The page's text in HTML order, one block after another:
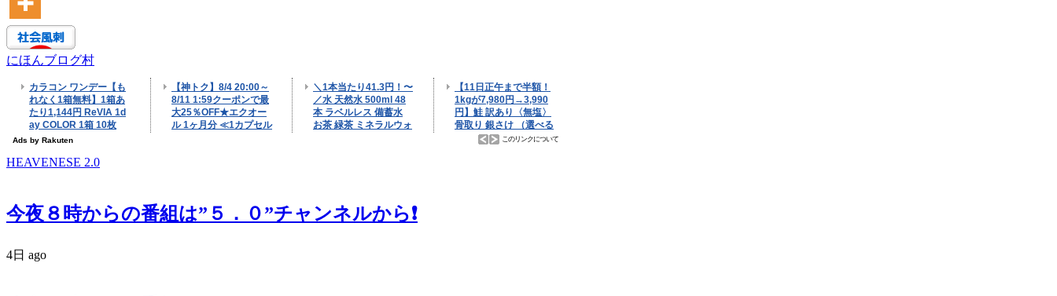
にほんブログ村
HEAVENESE 2.0
今夜８時からの番組は”５．０”チャンネルから❗️
4日 ago